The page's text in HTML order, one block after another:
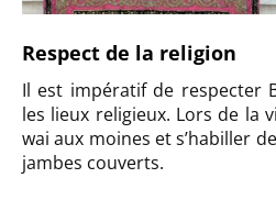
Respect de la religion
Il est impératif de respecter
les lieux religieux. Lors de la
wai aux moines et s’habiller
jambes couverts.